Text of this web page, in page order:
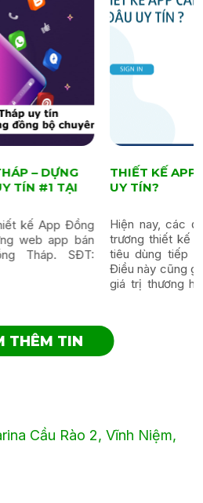
– DỰNG
TÍN #1 TẠI
kế App Đồng
web app bán
Tháp. SĐT:
THIẾT KẾ APP
UY TÍN?
Hiện nay, các
trương thiết kế
tiêu dùng tiếp
Điều này cũng
giá trị thương
THÊM TIN
Cầu Rào 2, Vĩnh Niệm,